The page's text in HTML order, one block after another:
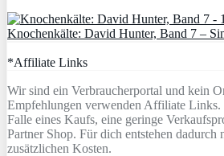
Knochenkälte: David Hunter, Band 7 –
*Affiliate Links
Wir sind ein Verbraucherportal und kein
Empfehlungen verwenden Affiliate Links.
Falle eines Kaufs, eine geringe
Partner Shop. Für dich entstehen dadurch
zusätzlichen Kosten.